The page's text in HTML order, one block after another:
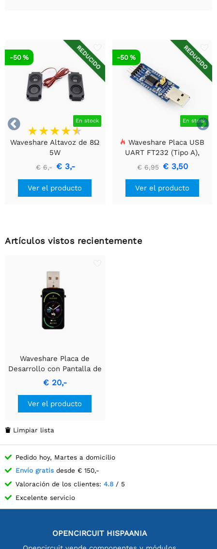


REDUCIDO
En stock
-50 %
Waveshare Altavoz de 8Ω
5W
€ 6,- € 3,-
Ver el producto
REDUCIDO
En stock
-50 %
Waveshare Placa USB
UART FT232 (Tipo A),
Módulo de Comunicación
USB a TTL (UART)
€ 6,95 € 3,50
Ver el producto
Artículos vistos recientemente
Waveshare Placa de
Desarrollo con Pantalla de
1.47 pulgadas ESP32-S3,
172×320, 262K Colores,
Frecuencia de hasta
240MHz, Soporte de WiFi
Colorido, ESP32 con
€ 20,-
Ver el producto
 Limpiar lista
Pedido hoy, Martes a domicilio
Envío gratis desde € 150,-
Valoración de los clientes: 4.8 / 5
Excelente servicio
OPENCIRCUIT HISPAANIA